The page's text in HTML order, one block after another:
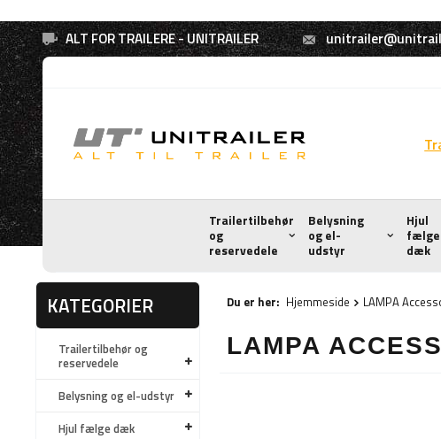
ALT FOR TRAILERE - UNITRAILER
Trailertilbehør
og
reservedele
Belysning
og el-
udstyr
Hjul
fælge
dæk
KATEGORIER
Trailertilbehør og
reservedele
Belysning og el-udstyr
Hjul fælge dæk
Du er her: Hjemmeside LAMPA
LAMPA